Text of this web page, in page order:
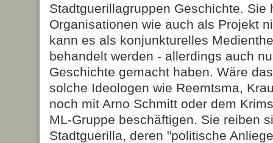
Stadtguerillagruppen Geschichte. Sie
Organisationen wie auch als Projekt
kann es als konjunkturelles
behandelt werden - allerdings auch
Geschichte gemacht haben. Wäre
solche Ideologen wie Reemtsma,
noch mit Arno Schmitt oder dem
ML-Gruppe beschäftigen. Sie reiben
Stadtguerilla, deren "politische